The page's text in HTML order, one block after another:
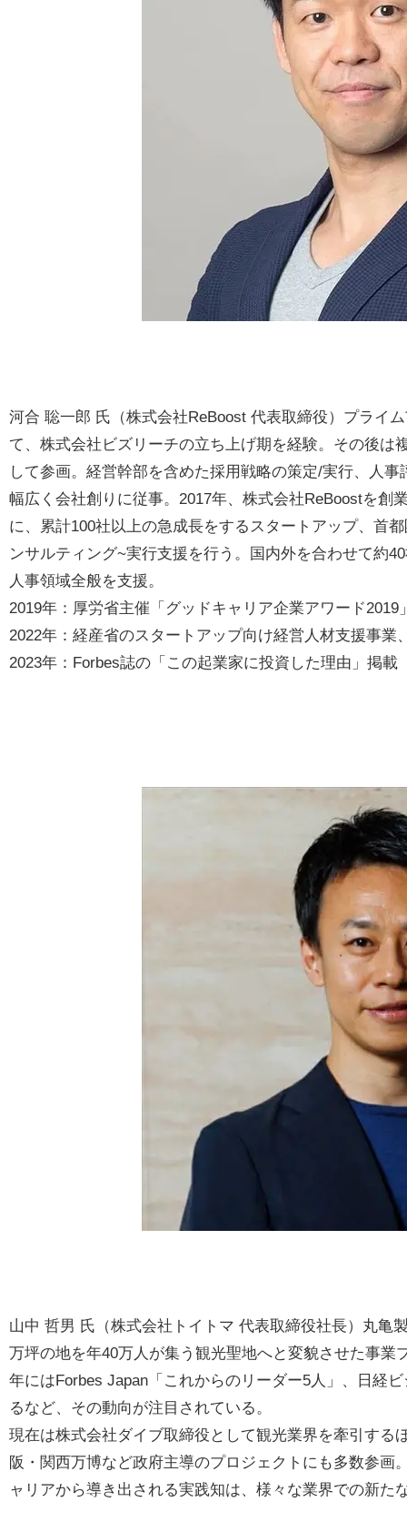
河合 聡一郎 氏（株式会社ReBoost 代表取締役）プライ
て、株式会社ビズリーチの立ち上げ期を経験。その後
して参画。経営幹部を含めた採用戦略の策定/実行、人
幅広く会社創りに従事。2017年、株式会社ReBoostを創
に、累計100社以上の急成長をするスタートアップ、首
ンサルティング~実行支援を行う。国内外を合わせて約
人事領域全般を支援。
2019年：厚労省主催「グッドキャリア企業アワード2019
2022年：経産省のスタートアップ向け経営人材支援事業
2023年：Forbes誌の「この起業家に投資した理由」掲載
山中 哲男 氏（株式会社トイトマ 代表取締役社長）丸亀
万坪の地を年40万人が集う観光聖地へと変貌させた事業
年にはForbes Japan「これからのリーダー5人」、日経
るなど、その動向が注目されている。
現在は株式会社ダイブ取締役として観光業界を牽引する
阪・関西万博など政府主導のプロジェクトにも多数参
ャリアから導き出される実践知は、様々な業界での新た